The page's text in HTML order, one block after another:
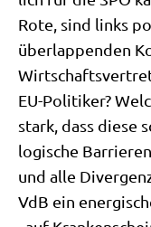
Rote, sind links
über­lap­pen­den
EU-Poli­ti­ker?
stark, dass die­se
lo­gi­sche
und alle
VdB ein